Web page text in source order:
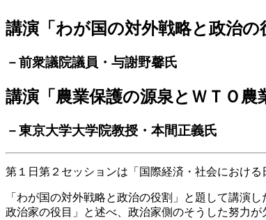
講演「わが国の対外戦略と政治の
－前衆議院議員・与謝野馨氏
講演「農業保護の源泉とＷＴＯ農
－東京大学大学院教授・本間正義氏
第１日第２セッションは「国際経済・社会におけ
「わが国の対外戦略と政治の役割」と題して講演
政治家の役目」と述べ、政治家側のそうした努力